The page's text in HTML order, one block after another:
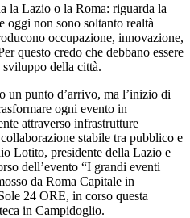
la Lazio o la Roma: riguarda la
oggi non sono soltanto realtà
occupazione, innovazione,
questo credo che debbano essere
sviluppo della città.
un punto d’arrivo, ma l’inizio di
ogni evento in
attraverso infrastrutture
stabile tra pubblico e
Lotito, presidente della Lazio e
dell’evento “I grandi eventi
da Roma Capitale in
24 ORE, in corso questa
in Campidoglio.